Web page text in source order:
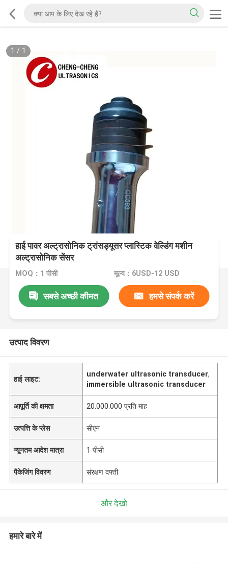
1 / 1
हाई पावर अल्ट्रासोनिक ट्रांसड्यूसर प्लास्टिक वेल्डिंग मशीन
अल्ट्रासोनिक सेंसर
MOQ：1 पीसी मूल्य：6USD-12 USD
सबसे अच्छी कीमत हमसे संपर्क करें
उत्पाद विवरण
हाई लाइट:
underwater ultrasonic transducer,
immersible ultrasonic transducer
आपूर्ति की क्षमता 20.000.000 प्रति माह
उत्पत्ति के प्लेस सीएन
न्यूनतम आदेश मात्रा 1 पीसी
पैकेजिंग विवरण संरक्षण दफ़्ती
और देखो
हमारे बारे में